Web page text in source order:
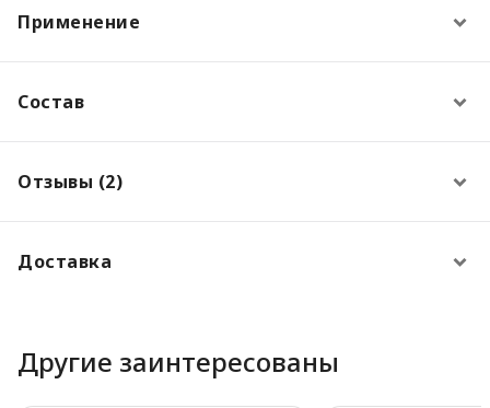
Применение
Состав
Отзывы (2)
Доставка
Другие заинтересованы